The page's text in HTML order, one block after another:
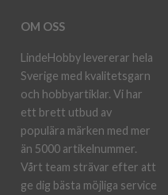
OM OSS
LindeHobby levererar hela
Sverige med kvalitetsgarn
och hobbyartiklar. Vi har
ett brett utbud av
populära märken med mer
än 5000 artikelnummer.
Vårt team strävar efter att
ge dig bästa möjliga service